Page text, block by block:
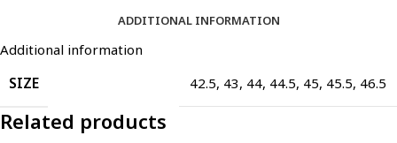
ADDITIONAL INFORMATION
Additional information
SIZE 42.5, 43, 44, 44.5, 45, 45.5, 46.5
Related products